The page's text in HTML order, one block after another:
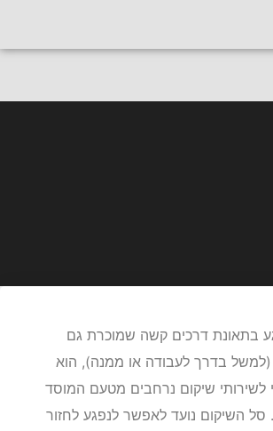
לייעוץ אישי
הלאומי?
בתאונת דרכים קשה שמוכרת גם
בדרך לעבודה או ממנה), הוא
לשירותי שיקום נרחבים מטעם המוסד